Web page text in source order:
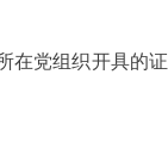
在党组织开具的证